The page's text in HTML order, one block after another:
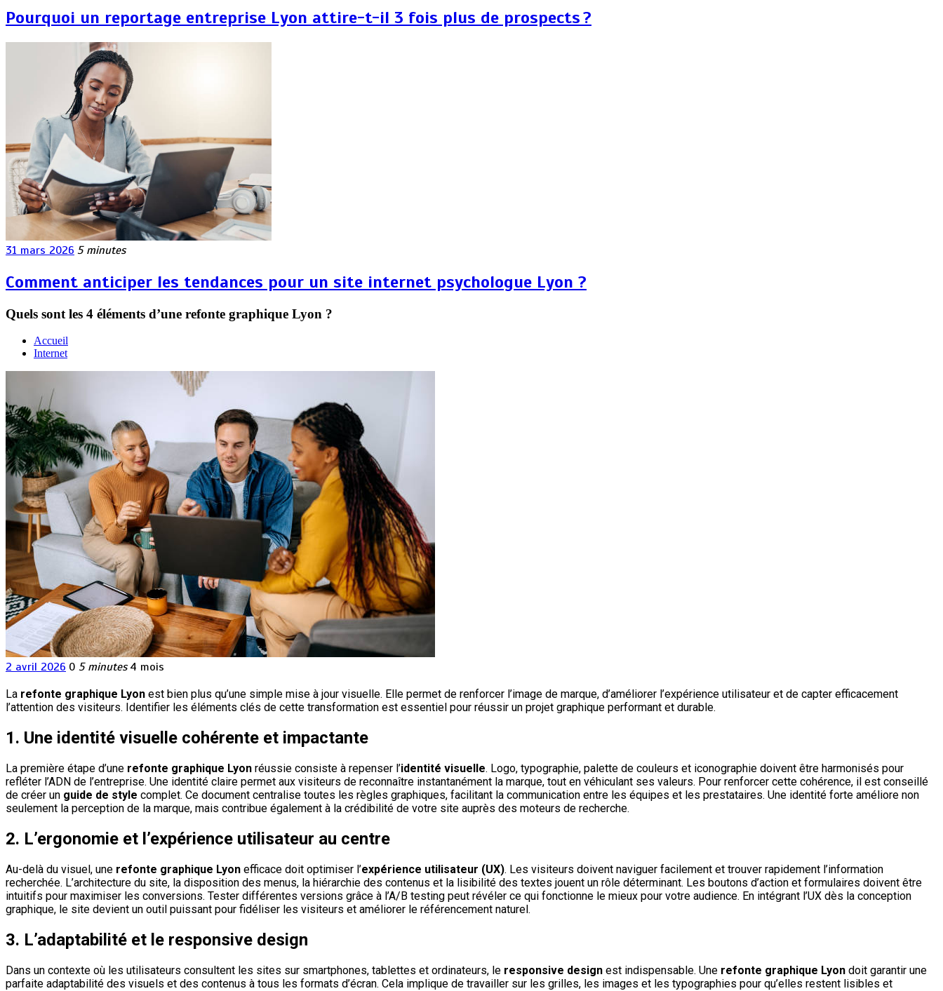
Pourquoi un reportage entreprise Lyon attire-t-il 3 fois plus de prospects ?
31 mars 2026 5 minutes
Comment anticiper les tendances pour un site internet psychologue Lyon ?
Quels sont les 4 éléments d’une refonte graphique Lyon ?
Accueil
Internet
2 avril 2026 0 5 minutes 4 mois
La refonte graphique Lyon est bien plus qu’une simple mise à jour visuelle. Elle permet de renforcer l’image de marque, d’améliorer l’expérience utilisateur et de capter efficacement
l’attention des visiteurs. Identifier les éléments clés de cette transformation est essentiel pour réussir un projet graphique performant et durable.
1. Une identité visuelle cohérente et impactante
La première étape d’une refonte graphique Lyon réussie consiste à repenser l’identité visuelle. Logo, typographie, palette de couleurs et iconographie doivent être harmonisés pour
refléter l’ADN de l’entreprise. Une identité claire permet aux visiteurs de reconnaître instantanément la marque, tout en véhiculant ses valeurs. Pour renforcer cette cohérence, il est conseillé
de créer un guide de style complet. Ce document centralise toutes les règles graphiques, facilitant la communication entre les équipes et les prestataires. Une identité forte améliore non
seulement la perception de la marque, mais contribue également à la crédibilité de votre site auprès des moteurs de recherche.
2. L’ergonomie et l’expérience utilisateur au centre
Au-delà du visuel, une refonte graphique Lyon efficace doit optimiser l’expérience utilisateur (UX). Les visiteurs doivent naviguer facilement et trouver rapidement l’information
recherchée. L’architecture du site, la disposition des menus, la hiérarchie des contenus et la lisibilité des textes jouent un rôle déterminant. Les boutons d’action et formulaires doivent être
intuitifs pour maximiser les conversions. Tester différentes versions grâce à l’A/B testing peut révéler ce qui fonctionne le mieux pour votre audience. En intégrant l’UX dès la conception
graphique, le site devient un outil puissant pour fidéliser les visiteurs et améliorer le référencement naturel.
3. L’adaptabilité et le responsive design
Dans un contexte où les utilisateurs consultent les sites sur smartphones, tablettes et ordinateurs, le responsive design est indispensable. Une refonte graphique Lyon doit garantir une
parfaite adaptabilité des visuels et des contenus à tous les formats d’écran. Cela implique de travailler sur les grilles, les images et les typographies pour qu’elles restent lisibles et